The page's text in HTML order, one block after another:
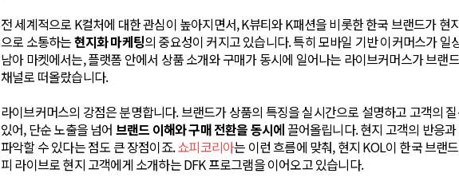
전 세계적으로 K컬처에 대한 관심이 높아지면서, K뷰티와 K패션을 비롯한 한국 브랜드가 현
으로 소통하는현지화 마케팅의 중요성이 커지고 있습니다. 특히 모바일 기반 이커머스가 일
남아 마켓에서는, 플랫폼 안에서 상품 소개와 구매가 동시에 일어나는 라이브커머스가 브랜
채널로 떠올랐습니다.
라이브커머스의 강점은 분명합니다. 브랜드가 상품의 특징을 실시간으로 설명하고 고객의
있어, 단순 노출을 넘어 브랜드 이해와 구매 전환을 동시에끌어올립니다. 현지 고객의 반응
파악할 수 있다는 점도 큰 장점이죠.쇼피코리아는 이런 흐름에 맞춰, 현지 KOL이 한국 브랜
피 라이브로 현지 고객에게 소개하는 DFK 프로그램을 이어오고 있습니다.